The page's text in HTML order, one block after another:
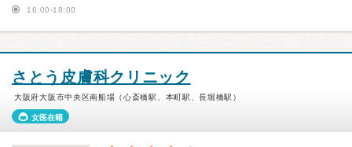
16:00-18:00
さとう皮膚科クリニック
大阪府大阪市中央区南船場（心斎橋駅、本町駅、長堀橋駅）
女医在籍